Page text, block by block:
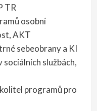
TR
osobní
AKT
sebeobrany a KI
službách,
programů pro